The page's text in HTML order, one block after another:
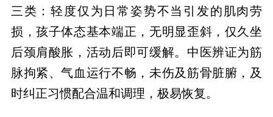
三类：轻度仅为日常姿势不当引发的肌肉劳
损，孩子体态基本端正，无明显歪斜，仅久坐
后颈肩酸胀，活动后即可缓解。中医辨证为筋
脉拘紧、气血运行不畅，未伤及筋骨脏腑，及